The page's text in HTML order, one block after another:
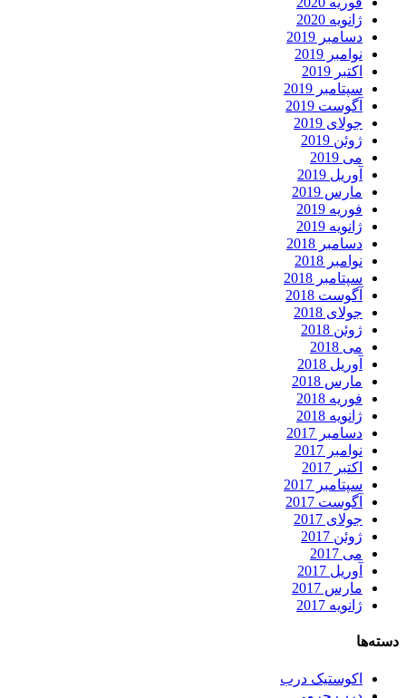
ژانویه 2020
دسامبر 2019
نوامبر 2019
اکتبر 2019
سپتامبر 2019
آگوست 2019
جولای 2019
ژوئن 2019
می 2019
آوریل 2019
مارس 2019
فوریه 2019
ژانویه 2019
دسامبر 2018
نوامبر 2018
سپتامبر 2018
آگوست 2018
جولای 2018
ژوئن 2018
می 2018
آوریل 2018
مارس 2018
فوریه 2018
ژانویه 2018
دسامبر 2017
نوامبر 2017
اکتبر 2017
سپتامبر 2017
آگوست 2017
جولای 2017
ژوئن 2017
می 2017
آوریل 2017
مارس 2017
ژانویه 2017
دسته‌ها
اکوستیک درب